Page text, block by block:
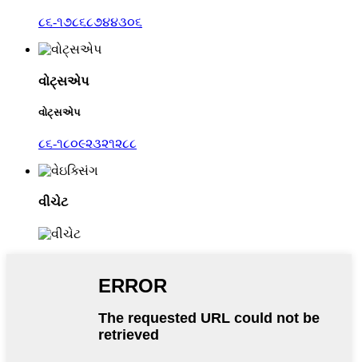
૮૬-૧૭૮૬૮૭૪૪૩૦૬
વોટ્સએપ
વોટ્સએપ
૮૬-૧૮૦૯૨૩૨૧૨૮૮
વીચેટ